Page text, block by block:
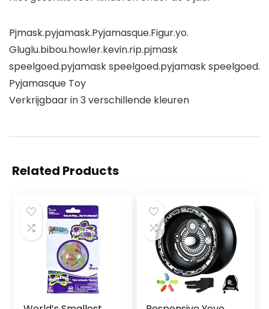
Pjmask.pyjamask.Pyjamasque.Figur.yo.
Gluglu.bibou.howler.kevin.rip.pjmask
speelgoed.pyjamask speelgoed.pyjamask speelgoed.
Pyjamasque Toy
Verkrijgbaar in 3 verschillende kleuren
Related Products